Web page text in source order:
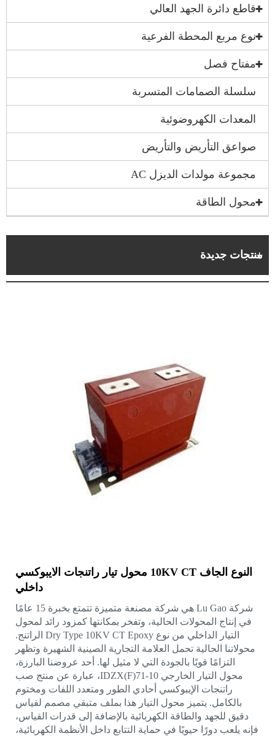
قاطع دائرة الجهد العالي
نوع مربع المحطة الفرعية
مفتاح فصل
سلسلة الصمامات المتسربة
المعدات الكهروضوئية
صواعق التأريض والتأريض
مجموعة مولدات الديزل AC
محول الطاقة
منتجات جديدة
النوع الجاف 10KV CT محول تيار راتنجات الايبوكسي
داخلي
شركة Lu Gao هي شركة مصنعة متميزة تتمتع بخبرة 15 عامًا
في إنتاج المحولات الحالية، وتفخر بمكانتها كمزود رائد لمحول
التيار الداخلي من نوع Dry Type 10KV CT Epoxy الراتنج.
محولاتنا الحالية تحمل العلامة التجارية الصينية الشهيرة وتظهر
التزامًا قويًا بالجودة التي لا مثيل لها. أحد عروضنا البارزة،
محول التيار الخارجي IDZX(F)71-10، عبارة عن منتج صب
راتنجات الإيبوكسي أحادي الطور ومتعدد اللفات ومختوم
بالكامل. يتميز محول التيار هذا بملف متبقي مصمم لقياس
دقيق للجهد والطاقة الكهربائية بالإضافة إلى قدرات القياس،
فإنه يلعب دورًا حيويًا في حماية التتابع داخل الأنظمة الكهربائية،